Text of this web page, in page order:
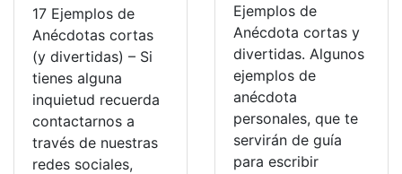
17 Ejemplos de
Anécdotas cortas
(y divertidas) – Si
tienes alguna
inquietud recuerda
contactarnos a
través de nuestras
redes sociales,
Ejemplos de
Anécdota cortas y
divertidas. Algunos
ejemplos de
anécdota
personales, que te
servirán de guía
para escribir